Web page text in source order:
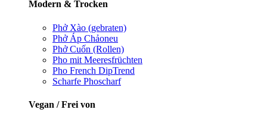
Modern & Trocken
Phở Xào (gebraten)
Phở Áp Chảoneu
Phở Cuốn (Rollen)
Pho mit Meeresfrüchten
Pho French DipTrend
Scharfe Phoscharf
Vegan / Frei von